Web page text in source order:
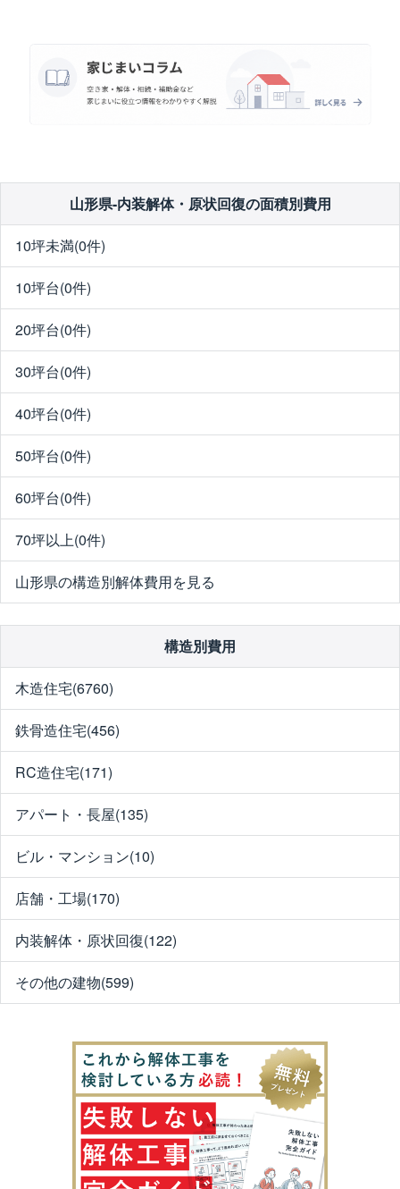
山形県-内装解体・原状回復の面積別費用
10坪未満(0件)
10坪台(0件)
20坪台(0件)
30坪台(0件)
40坪台(0件)
50坪台(0件)
60坪台(0件)
70坪以上(0件)
山形県の構造別解体費用を見る
構造別費用
木造住宅(6760)
鉄骨造住宅(456)
RC造住宅(171)
アパート・長屋(135)
ビル・マンション(10)
店舗・工場(170)
内装解体・原状回復(122)
その他の建物(599)